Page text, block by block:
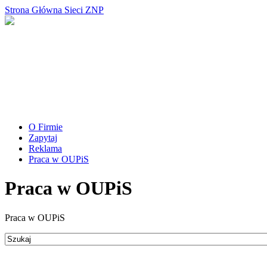
Strona Główna Sieci ZNP
O Firmie
Zapytaj
Reklama
Praca w OUPiS
Praca w OUPiS
Praca w OUPiS